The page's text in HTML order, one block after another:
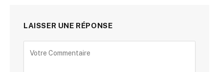
LAISSER UNE RÉPONSE